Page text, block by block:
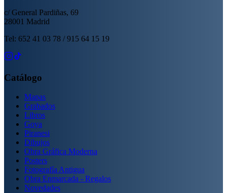
c/ General Pardiñas, 69
28001 Madrid
Tel: 652 41 03 78 / 915 64 15 19
Catálogo
Mapas
Grabados
Libros
Goya
Piranesi
Dibujos
Obra Gráfica Moderna
Posters
Fotografía Antigua
Obra Enmarcada - Regalos
Novedades